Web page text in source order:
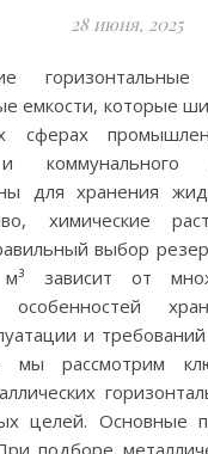
28 июня, 2025
емкости, которые
сферах
коммунального
для хранения
химические
выбор
зависит от
особенностей
и
мы рассмотрим
целей. Основные